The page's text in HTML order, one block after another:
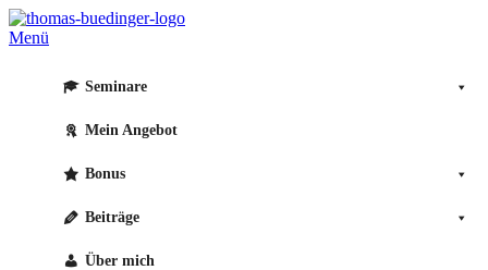
Zum
Inhalt
Menü
Seminare
Mein Angebot
Bonus
Beiträge
Über mich